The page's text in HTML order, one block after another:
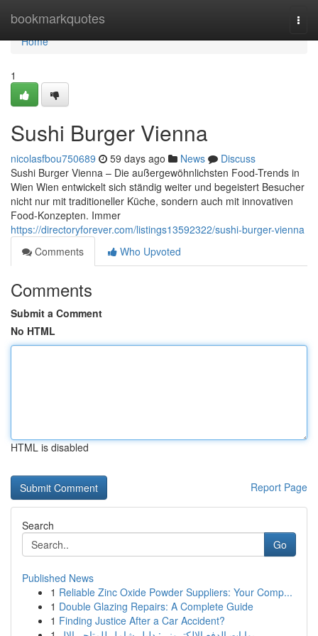
bookmarkquotes
Home
Home
1
Sushi Burger Vienna
nicolasfbou750689 59 days ago News
Discuss
Sushi Burger Vienna – Die außergewöhnlichsten Food-Trends in
Wien Wien entwickelt sich ständig weiter und begeistert Besucher
nicht nur mit traditioneller Küche, sondern auch mit innovativen
Food-Konzepten. Immer
https://directoryforever.com/listings13592322/sushi-burger-vienna
Comments
Who Upvoted
Comments
Submit a Comment
No HTML
HTML is disabled
Report Page
Search
Go
Published News
1 Reliable Zinc Oxide Powder Suppliers: Your Comp...
1 Double Glazing Repairs: A Complete Guide
1 Finding Justice After a Car Accident?